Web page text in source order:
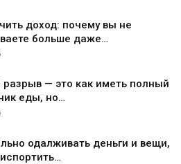
доход: почему вы не
больше даже…
— это как иметь полный
еды, но…
одалживать деньги и вещи,